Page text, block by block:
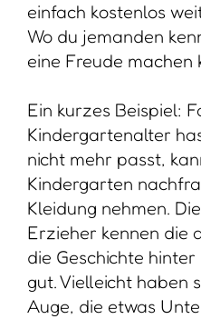
einfach kostenlos
Wo du jemanden
eine Freude machen
Ein kurzes Beispiel:
Kindergartenalter
nicht mehr passt,
Kindergarten
Kleidung nehmen.
Erzieher kennen die
die Geschichte
gut. Vielleicht haben
Auge, die etwas